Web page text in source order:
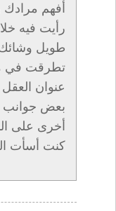
أفهم
رأيت فيه
طويل
تطرقت في
عنوان العقل
بعض جوانب
أخرى على
كنت أسأت